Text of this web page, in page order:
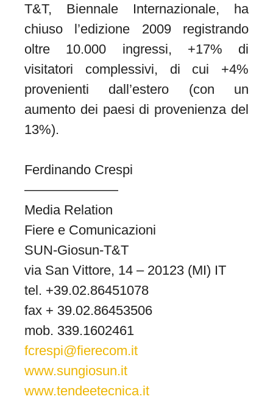
T&T, Biennale Internazionale, ha
chiuso l’edizione 2009 registrando
oltre 10.000 ingressi, +17% di
visitatori complessivi, di cui +4%
provenienti dall’estero (con un
aumento dei paesi di provenienza del
13%).
Ferdinando Crespi
———————
Media Relation
Fiere e Comunicazioni
SUN-Giosun-T&T
via San Vittore, 14 – 20123 (MI) IT
tel. +39.02.86451078
fax + 39.02.86453506
mob. 339.1602461
fcrespi@fierecom.it
www.sungiosun.it
www.tendeetecnica.it